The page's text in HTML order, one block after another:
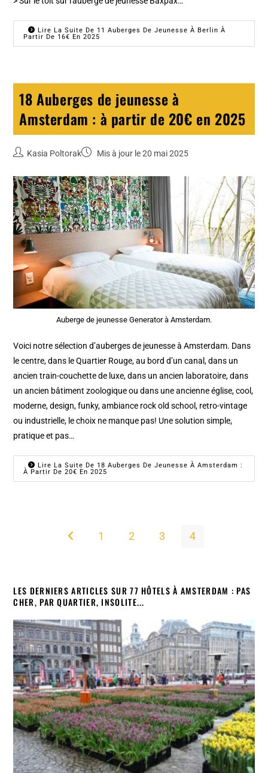
Lire La Suite De 11 Auberges De Jeunesse À Berlin À
Partir De 16€ En 2025
18 Auberges de jeunesse à
Amsterdam : à partir de 20€ en 2025
Kasia Poltorak Mis à jour le 20 mai 2025
Auberge de jeunesse Generator à Amsterdam.
Voici notre sélection d’auberges de jeunesse à Amsterdam. Dans
le centre, dans le Quartier Rouge, au bord d’un canal, dans un
ancien train-couchette de luxe, dans un ancien laboratoire, dans
un ancien bâtiment zoologique ou dans une ancienne église, cool,
moderne, design, funky, ambiance rock old school, retro-vintage
ou industrielle, le choix ne manque pas! Une solution simple,
pratique et pas…
Lire La Suite De 18 Auberges De Jeunesse À Amsterdam :
À Partir De 20€ En 2025
Go to the previous page
1 2 3 4
LES DERNIERS ARTICLES SUR 77 HÔTELS À AMSTERDAM : PAS
CHER, PAR QUARTIER, INSOLITE...